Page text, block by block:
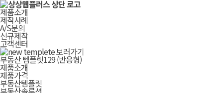
제품소개
제작사례
A/S문의
신규제작
고객센터
부동산 템플릿129 (반응형)
제품소개
제품가격
부동산템플릿